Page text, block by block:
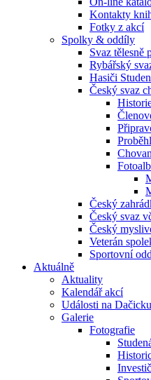
Kontakty
Fotky z akcí
Spolky & oddíly
Svaz tělesně
Rybářský
Hasiči
Český svaz
Český
Český svaz
Český
Veterán
Sportovní
Aktuálně
Aktuality
Kalendář akcí
Události na Dačicku
Galerie
Fotografie